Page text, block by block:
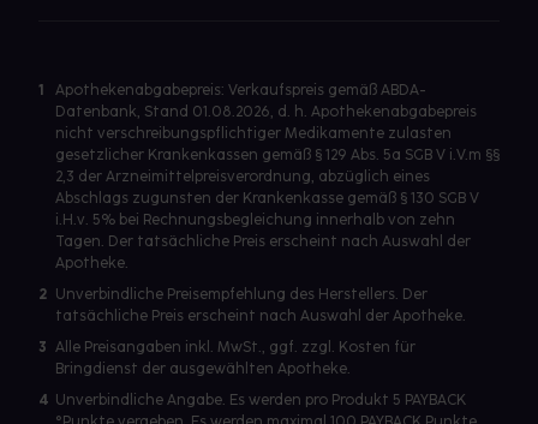
1
Apothekenabgabepreis: Verkaufspreis gemäß ABDA-
Datenbank, Stand 01.08.2026, d. h. Apothekenabgabepreis
nicht verschreibungspflichtiger Medikamente zulasten
gesetzlicher Krankenkassen gemäß § 129 Abs. 5a SGB V i.V.m §§
2,3 der Arzneimittelpreisverordnung, abzüglich eines
Abschlags zugunsten der Krankenkasse gemäß § 130 SGB V
i.H.v. 5% bei Rechnungsbegleichung innerhalb von zehn
Tagen. Der tatsächliche Preis erscheint nach Auswahl der
Apotheke.
2 Unverbindliche Preisempfehlung des Herstellers. Der
tatsächliche Preis erscheint nach Auswahl der Apotheke.
3 Alle Preisangaben inkl. MwSt., ggf. zzgl. Kosten für
Bringdienst der ausgewählten Apotheke.
4 Unverbindliche Angabe. Es werden pro Produkt 5 PAYBACK